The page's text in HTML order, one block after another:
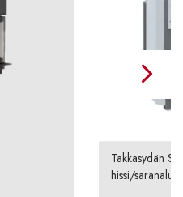
Takkasydän
hissi/